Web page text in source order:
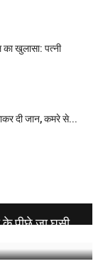
खुलासा: पत्नी
दी जान, कमरे से...
के पीछे जा घुसी,...